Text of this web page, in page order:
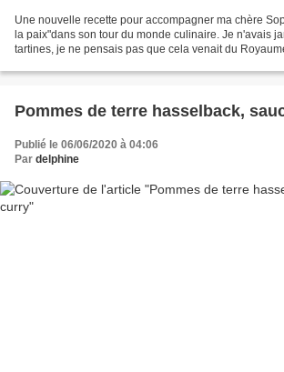
Une nouvelle recette pour accompagner ma chère
la paix"dans son tour du monde culinaire. Je n'avais
tartines, je ne pensais pas que cela venait du
Pommes de terre hasselback,
Publié le 06/06/2020 à 04:06
Par delphine